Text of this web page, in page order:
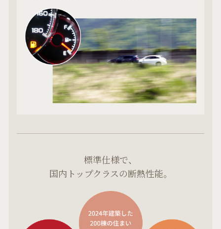
標準仕様で、
国内トップクラスの断熱性能。